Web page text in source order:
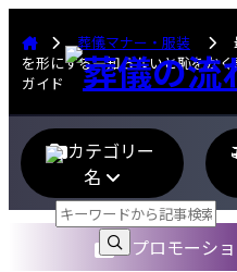
葬儀マナー・服装
を形にする―知らないと恥をか
ガイド
カテゴリー
名
プロモーショ